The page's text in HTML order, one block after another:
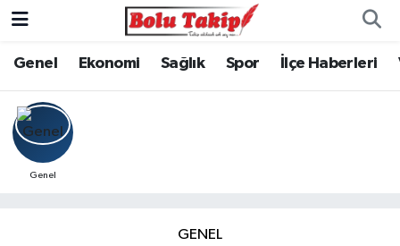
Genel Ekonomi Sağlık Spor İlçe Haberleri
Genel
GENEL